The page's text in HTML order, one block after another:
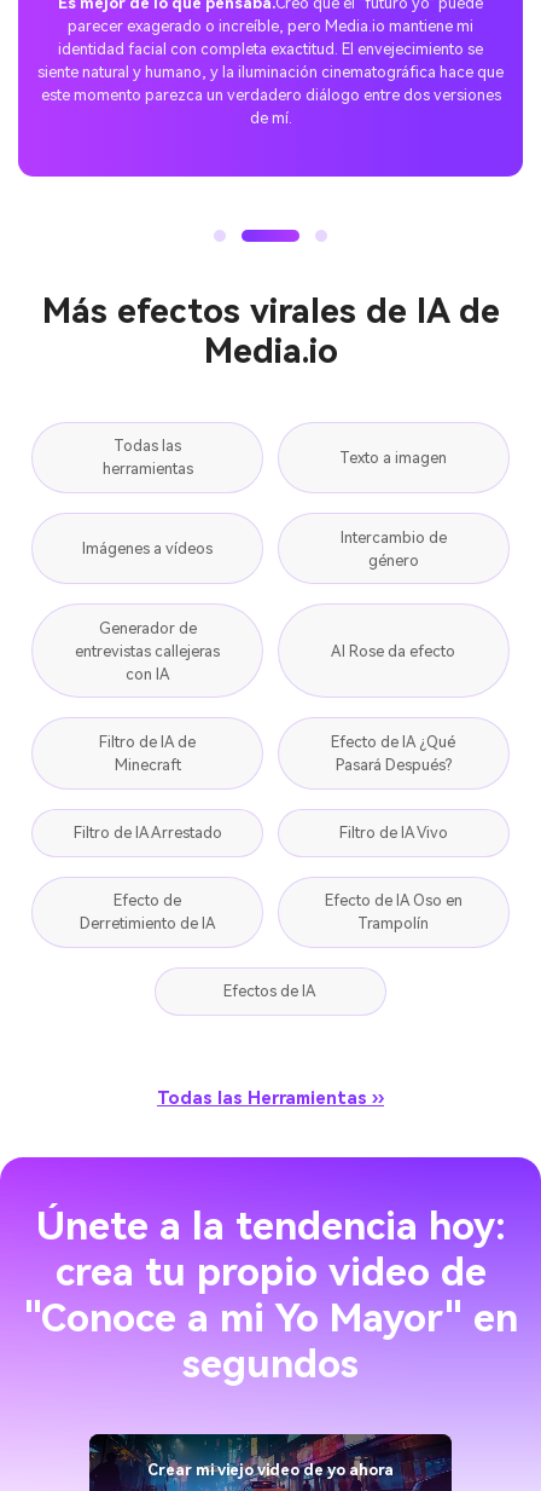
consejo de estilo de reflejo cálido y publicé el video en TikTok. La
reacción fue increíble: a la gente le gustó la narración de historias,
el tono emocional suave y la sensación real de la reunión. Este
artículo se ha extendido más rápido de lo que esperaba.
Más efectos virales de IA de
Media.io
Todas las
herramientas
Texto a imagen
Imágenes a vídeos
Intercambio de
género
Generador de
entrevistas callejeras
con IA
AI Rose da efecto
Filtro de IA de
Minecraft
Efecto de IA ¿Qué
Pasará Después?
Filtro de IA Arrestado Filtro de IA Vivo
Efecto de
Derretimiento de IA
Efecto de IA Oso en
Trampolín
Efectos de IA
Todas las Herramientas ››
Únete a la tendencia hoy:
crea tu propio video de
"Conoce a mi Yo Mayor" en
segundos
Crear mi viejo video de yo ahora